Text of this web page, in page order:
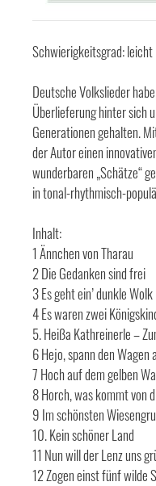
Schwierigkeitsgrad:
Deutsche Volkslieder
Überlieferung hinter sich
Generationen gehalten.
der Autor einen
wunderbaren „Schätze“
in tonal-rhythmisch-
Inhalt:
1 Ännchen von Tharau
2 Die Gedanken sind frei
3 Es geht ein’ dunkle
4 Es waren zwei
5. Heißa Kathreinerle –
6 Hejo, spann den Wagen
7 Hoch auf dem gelben
8 Horch, was kommt von
9 Im schönsten
10. Kein schöner Land
11 Nun will der Lenz uns
12 Zogen einst fünf wilde